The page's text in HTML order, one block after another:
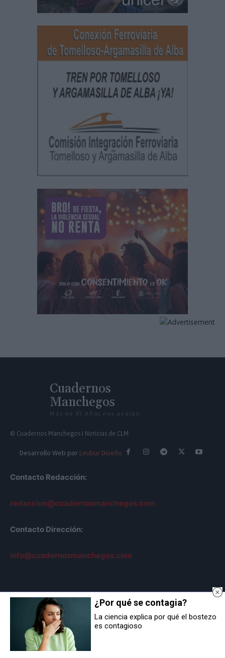
Cuadernos
Manchegos
Más de 45 Años nos avalan
© Cuadernos Manchegos | Noticias de CLM
Desarrollo Web por Leubur Diseño
Contacto Redacción:
redaccion@cuadernosmanchegos.com
Contacto Dirección:
info@cuadernosmanchegos.com
Sobre Nosotros
AVISO LEGAL
POLÍTICA DE COOKIES
¿Por qué se contagia?
La ciencia explica por qué el bostezo
es contagioso